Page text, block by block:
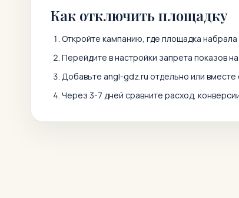
Как отключить площадку
Откройте кампанию, где площадка набрала
Перейдите в настройки запрета показов
Добавьте angl-gdz.ru отдельно или
Через 3-7 дней сравните расход,